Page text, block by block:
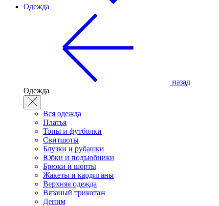
Одежда
назад
Одежда
Вся одежда
Платья
Топы и футболки
Свитшоты
Блузки и рубашки
Юбки и подъюбники
Брюки и шорты
Жакеты и кардиганы
Верхняя одежда
Вязаный трикотаж
Деним